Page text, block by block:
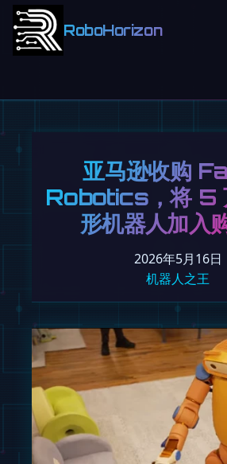
RoboHorizon
亚马逊收购
Robotics，将 5
形机器人加入
2026年5月16日
机器人之王